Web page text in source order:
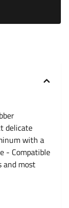
delicate
with a
- Compatible
and most